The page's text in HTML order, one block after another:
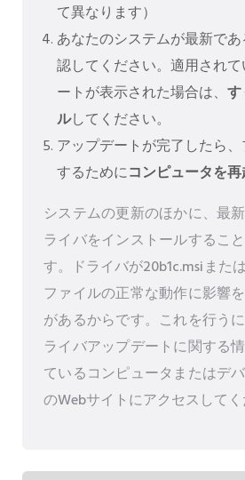
て異なります）
あなたのシステムが最新で
認してください。適用され
ートが表示された場合は、
ルしてください。
アップデートが完了したら
するためにコンピュータを
システムの更新のほかに、最
ライバをインストールするこ
す。ドライバが20b1c.msiまた
ファイルの正常な動作に影響
があるからです。これを行う
ライバアップデートに関する
ているコンピュータまたはデ
のWebサイトにアクセスしてく